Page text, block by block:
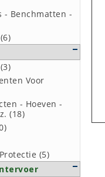
- Benchmatten -
Voor
- Hoeven -
(18)
(5)